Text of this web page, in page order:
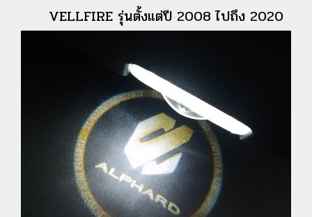
VELLFIRE รุ่นตั้งแต่ปี 2008 ไปถึง 2020